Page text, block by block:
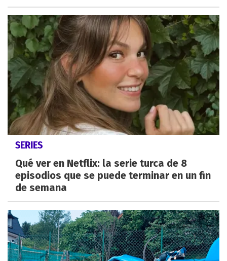
SERIES
Qué ver en Netflix: la serie turca de 8
episodios que se puede terminar en un fin
de semana